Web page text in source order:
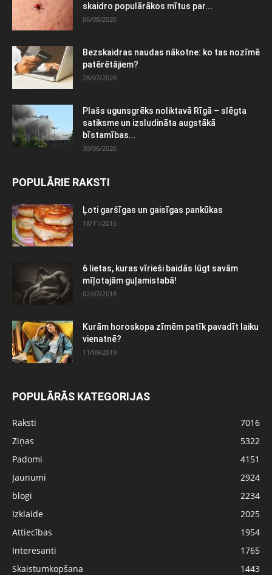
skaidro populārākos mītus par...
06/08/2026
Bezskaidras naudas nākotne: ko tas nozīmē
patērētājiem?
28/07/2026
Plašs ugunsgrēks noliktavā Rīgā – slēgta
satiksme un izsludināta augstākā
bīstamības...
30/06/2026
POPULĀRIE RAKSTI
Ļoti garšīgas un gaisīgas pankūkas
18/11/2015
6 lietas, kuras vīrieši baidās lūgt savām
mīļotajām guļamistabā!
02/07/2018
Kurām horoskopa zīmēm patīk pavadīt laiku
vienatnē?
11/09/2019
POPULĀRĀS KATEGORIJAS
Raksti
7016
Ziņas
5322
Padomi
4151
Jaunumi
2924
blogi
2234
Izklaide
2025
Attiecības
1954
Interesanti
1765
Skaistumkopšana
1443